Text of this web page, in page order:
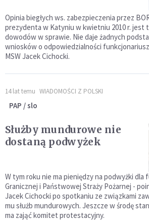
Opinia biegłych ws. zabezpieczenia przez
prezydenta w Katyniu w kwietniu 2010 r. jest
dowodów w sprawie. Nie daje żadnych
wniosków o odpowiedzialności
MSW Jacek Cichocki.
14 lat temu WIADOMOŚCI Z POLSKI
PAP / slo
Służby mundurowe nie
dostaną podwyżek
W tym roku nie ma pieniędzy na podwyżki dla
Granicznej i Państwowej Straży Pożarnej -
Jacek Cichocki po spotkaniu ze związkami
mu służb mundurowych. Jeszcze w środę
ma zająć komitet protestacyjny.